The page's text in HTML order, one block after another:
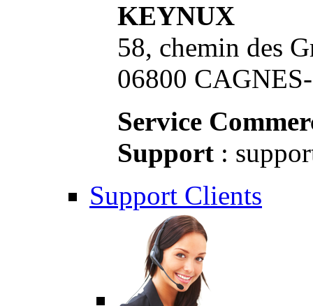
KEYNUX
58, chemin des
06800
Service
Support :
Support Clients